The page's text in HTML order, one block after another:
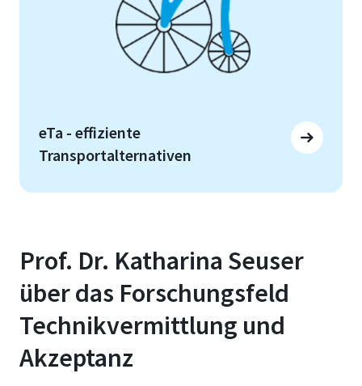
eTa - effiziente
Transportalternativen
Prof. Dr. Katharina Seuser
über das Forschungsfeld
Technikvermittlung und
Akzeptanz